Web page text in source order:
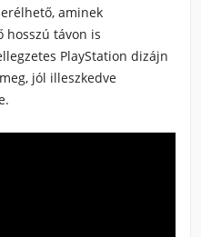
aminek
hosszú távon is
PlayStation dizájn
jól illeszkedve